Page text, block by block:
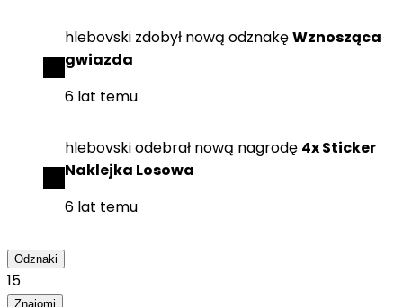
hlebovski zdobył nową odznakęWznosząca
gwiazda
6 lat temu
hlebovskiodebrał nową nagrodę 4x Sticker
Naklejka Losowa
6 lat temu
Odznaki
15
Znajomi